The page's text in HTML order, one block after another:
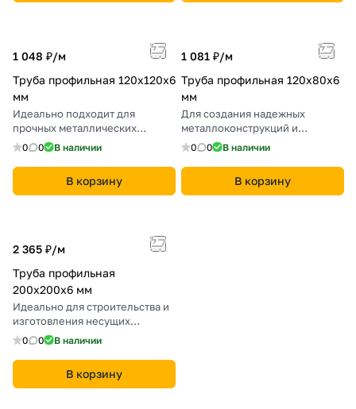
1 048 ₽/м
Труба профильная 120х120х6
мм
Идеально подходит для
прочных металлических
конструкций и каркасов.
0 0 В наличии
В корзину
1 081 ₽/м
Труба профильная 120х80х6
мм
Для создания надежных
металлоконструкций и
каркасных сооружений.
0 0 В наличии
В корзину
2 365 ₽/м
Труба профильная
200х200х6 мм
Идеально для строительства и
изготовления несущих
конструкций.
0 0 В наличии
В корзину